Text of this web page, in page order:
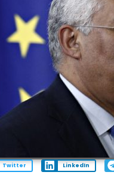
Twitter LinkedIn